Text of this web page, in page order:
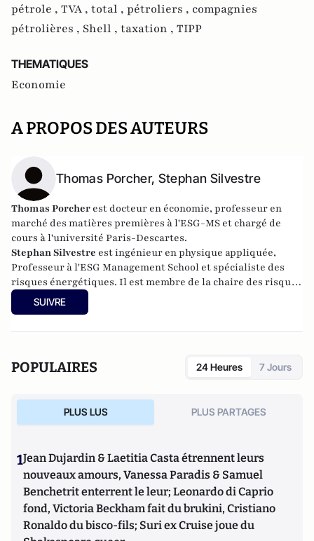
pétrole , TVA , total , pétroliers , compagnies
pétrolières , Shell , taxation , TIPP
THEMATIQUES
Economie
A PROPOS DES AUTEURS
Thomas Porcher, Stephan Silvestre
Thomas Porcher est docteur en économie, professeur en
marché des matières premières à l'ESG-MS et chargé de
cours à l'université Paris-Descartes.
Stephan Silvestre est ingénieur en physique appliquée,
Professeur à l'ESG Management School et spécialiste des
risques énergétiques. Il est membre de la chaire des risques
énergétiques de l’ESG-MS et anime le blog
SUIVRE
POPULAIRES 24 Heures 7 Jours
PLUS LUS PLUS PARTAGES
1Jean Dujardin & Laetitia Casta étrennent leurs
nouveaux amours, Vanessa Paradis & Samuel
Benchetrit enterrent le leur; Leonardo di Caprio
fond, Victoria Beckham fait du brukini, Cristiano
Ronaldo du bisco-fils; Suri ex Cruise joue du